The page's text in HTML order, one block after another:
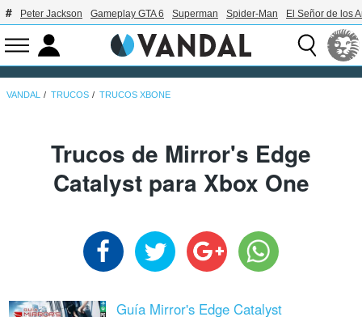
Peter Jackson Gameplay GTA 6 Superman Spider-Man El Señor de los
VANDAL TRUCOS TRUCOS XBONE
Trucos de Mirror's Edge
Catalyst para Xbox One
Guía Mirror's Edge Catalyst